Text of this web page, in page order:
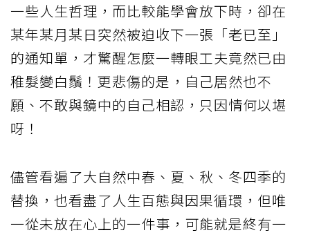
一些人生哲理，而比較能學會放下時，卻在
某年某月某日突然被迫收下一張「老已至」
的通知單，才驚醒怎麼一轉眼工夫竟然已由
稚髮變白鬚！更悲傷的是，自己居然也不
願、不敢與鏡中的自己相認，只因情何以堪
呀！
儘管看遍了大自然中春、夏、秋、冬四季的
替換，也看盡了人生百態與因果循環，但唯
一從未放在心上的一件事，可能就是終有一